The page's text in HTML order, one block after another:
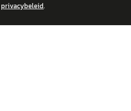
privacybeleid.